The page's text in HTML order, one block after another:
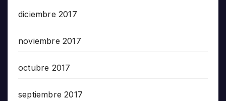
diciembre 2017
noviembre 2017
octubre 2017
septiembre 2017